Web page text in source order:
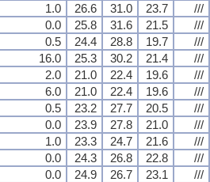
1.0 26.6 31.0 23.7
///
0.0 25.8 31.6 21.5
///
0.5 24.4 28.8 19.7
///
16.0 25.3 30.2 21.4
///
2.0 21.0 22.4 19.6
///
6.0 21.0 22.4 19.6
///
0.5 23.2 27.7 20.5
///
0.0 23.9 27.8 21.0
///
1.0 23.3 24.7 21.6
///
0.0 24.3 26.8 22.8
///
0.0 24.9 26.7 23.1
///